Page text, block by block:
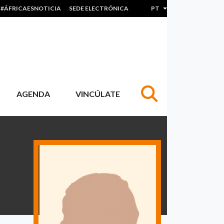
#ÁFRICAESNOTICIA SEDE ELECTRÓNICA PT Lista de ações
AGENDA VINCÚLATE